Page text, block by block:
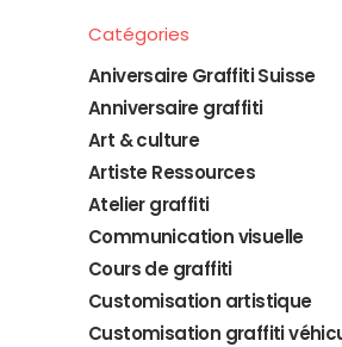
Catégories
Aniversaire Graffiti Suisse
Anniversaire graffiti
Art & culture
Artiste Ressources
Atelier graffiti
Communication visuelle
Cours de graffiti
Customisation artistique
Customisation graffiti